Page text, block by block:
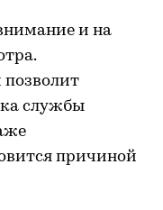
и на
позволит
службы
причиной